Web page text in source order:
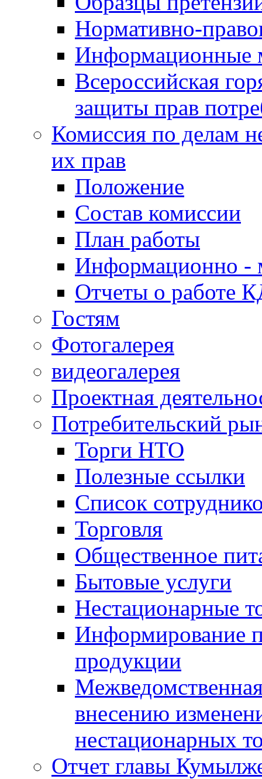
Нормативно-
Информационные
Всероссийская
защиты прав
Комиссия по делам
их прав
Положение
Состав комиссии
План работы
Информационно -
Отчеты о работе
Гостям
Фотогалерея
видеогалерея
Проектная
Потребительский
Торги НТО
Полезные ссылки
Список
Торговля
Общественное
Бытовые услуги
Нестационарные
Информирование
продукции
внесению
нестационарных
Отчет главы